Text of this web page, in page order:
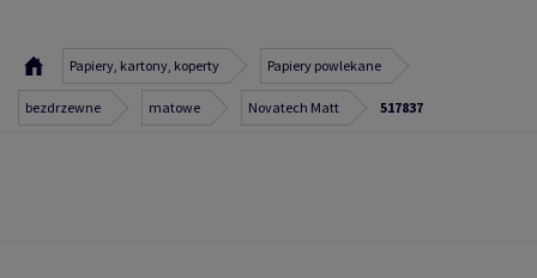
Papiery, kartony, koperty Papiery powlekane
bezdrzewne matowe Novatech Matt 517837